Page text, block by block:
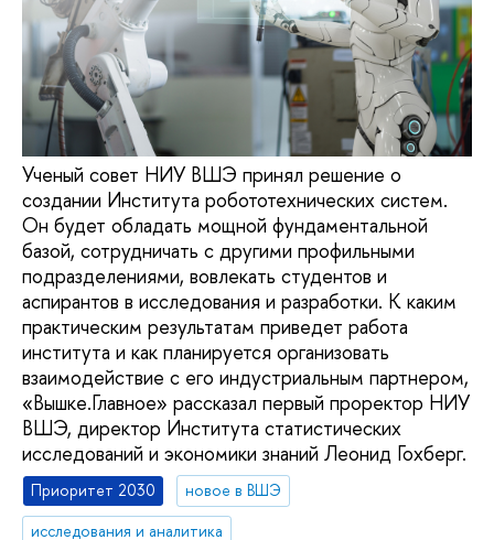
Ученый совет НИУ ВШЭ принял решение о
создании Института робототехнических систем.
Он будет обладать мощной фундаментальной
базой, сотрудничать с другими профильными
подразделениями, вовлекать студентов и
аспирантов в исследования и разработки. К каким
практическим результатам приведет работа
института и как планируется организовать
взаимодействие с его индустриальным партнером,
«Вышке.Главное» рассказал первый проректор НИУ
ВШЭ, директор Института статистических
исследований и экономики знаний Леонид Гохберг.
Приоритет 2030
новое в ВШЭ
исследования и аналитика